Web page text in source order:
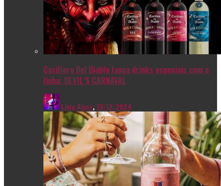
Casillero Del Diablo lança drinks especiais com a
linha: DEVIL’S CARNAVAL
Livia Alves,13/12/2024